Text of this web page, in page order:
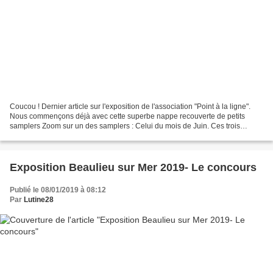
Coucou ! Dernier article sur l'exposition de l'association "Point à la ligne".
Nous commençons déjà avec cette superbe nappe recouverte de petits
samplers Zoom sur un des samplers : Celui du mois de Juin. Ces trois
Exposition Beaulieu sur Mer 2019- Le concours
Publié le 08/01/2019 à 08:12
Par Lutine28